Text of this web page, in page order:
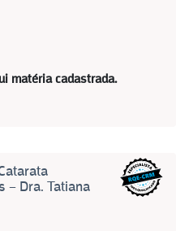
matéria cadastrada.
– Dra. Tatiana